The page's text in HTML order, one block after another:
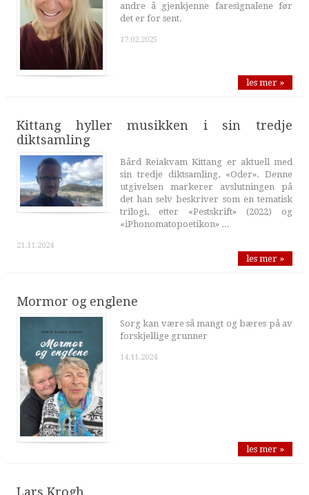
andre å gjenkjenne faresignalene før
det er for sent.
17.02.2025
les mer »
Kittang hyller musikken i sin tredje
diktsamling
Bård Reiakvam Kittang er aktuell med
sin tredje diktsamling, «Oder». Denne
utgivelsen markerer avslutningen på
det han selv beskriver som en tematisk
trilogi, etter «Pestskrift» (2022) og
«iPhonomatopoetikon» ...
21.11.2024
les mer »
Mormor og englene
Sorg kan være så mangt og bæres på av
forskjellige grunner
14.11.2024
les mer »